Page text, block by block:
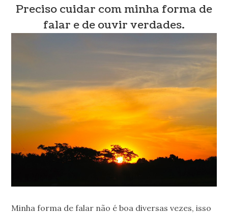
Preciso cuidar com minha forma de
falar e de ouvir verdades.
Minha forma de falar não é boa diversas vezes, isso